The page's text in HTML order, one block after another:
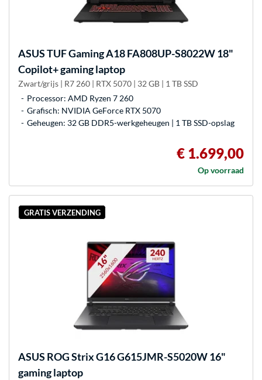
ASUSTUF Gaming A18 FA808UP-S8022W 18"
Copilot+ gaming laptop
Zwart/grijs | R7 260 | RTX 5070 | 32 GB | 1 TB SSD
Processor: AMD Ryzen 7 260
Grafisch: NVIDIA GeForce RTX 5070
Geheugen: 32 GB DDR5-werkgeheugen | 1 TB SSD-opslag
€ 1.699,00
Op voorraad
GRATIS VERZENDING
ASUS ROG Strix G16 G615JMR-S5020W 16"
gaming laptop